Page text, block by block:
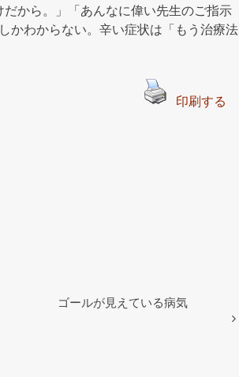
から。」「あんなに偉い先生のご指示
かわからない。辛い症状は「もう治療法
印刷する
ゴールが見えている病気